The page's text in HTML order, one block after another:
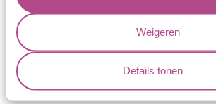
Weigeren
Details tonen
Conflictvrije Materialen
Oneindig veel mogelijkheden
Kwaliteit
Juweliers & Contact